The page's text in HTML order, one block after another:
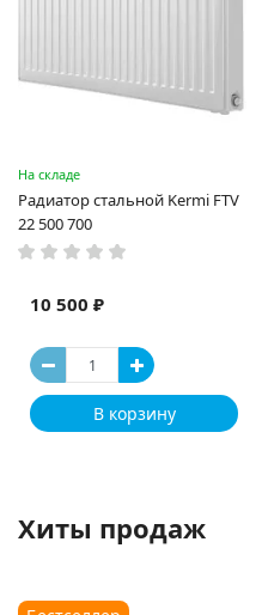
На складе
Радиатор стальной Kermi FTV
22 500 700
10 500 ₽
В корзину
Хиты продаж